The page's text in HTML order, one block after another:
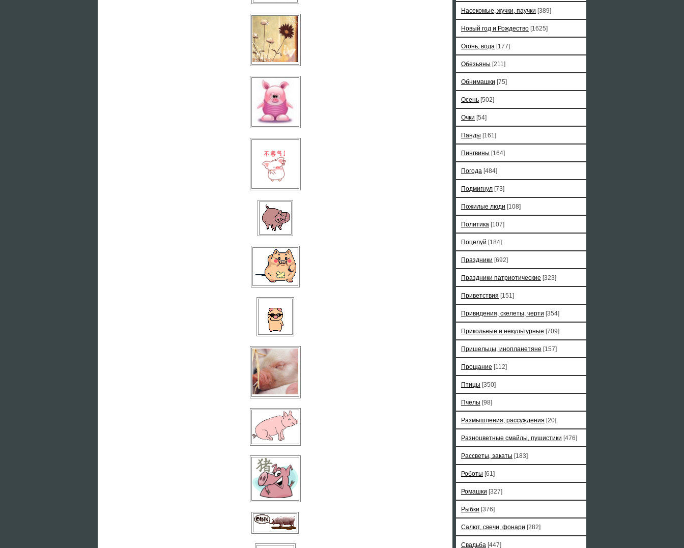
Насекомые, жучки, паучки [389]
Новый год и Рождество [1625]
Огонь, вода [177]
Обезьяны [211]
Обнимашки [75]
Осень [502]
Очки [54]
Панды [161]
Пингвины [164]
Погода [484]
Подмигнул [73]
Пожилые люди [108]
Политика [107]
Поцелуй [184]
Праздники [692]
Праздники патриотические [323]
Приветствия [151]
Привидения, скелеты, черти [354]
Прикольные и некультурные [709]
Пришельцы, инопланетяне [157]
Прощание [112]
Птицы [350]
Пчелы [98]
Размышления, рассуждения [20]
Разноцветные смайлы, пушистики [476]
Рассветы, закаты [183]
Роботы [61]
Ромашки [327]
Рыбки [376]
Салют, свечи, фонари [282]
Свадьба [447]